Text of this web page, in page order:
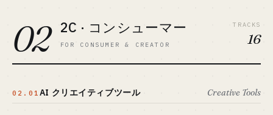
向いている人 · BEST FIT
red-team やセキュリティの経験を持つひとり
エンジニア
詳しく読む →
必要資金の目安 · CAPITAL
$70K-400K
GTM · 売り方
API 課金、または垂直 SaaS としてラップ
Manus · Browser Use · Anthropic Computer
Use
02 2C · コンシューマー
FOR CONSUMER & CREATOR
TRACKS
16
02.01 AI クリエイティブツール Creative Tools